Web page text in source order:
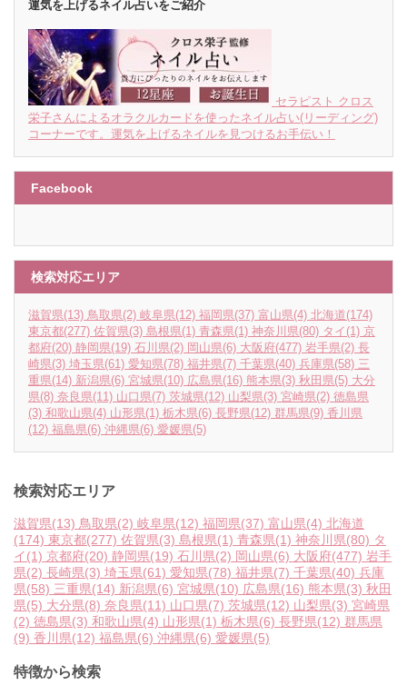
運気を上げるネイル占いをご紹介
セラピスト クロス
栄子さんによるオラクルカードを使ったネイル占い(リーディング)
コーナーです。運気を上げるネイルを見つけるお手伝い！
Facebook
検索対応エリア
滋賀県(13) 鳥取県(2) 岐阜県(12) 福岡県(37) 富山県(4) 北海道(174)
東京都(277) 佐賀県(3) 島根県(1) 青森県(1) 神奈川県(80) タイ (1) 京
都府(20) 静岡県(19) 石川県(2) 岡山県(6) 大阪府(477) 岩手県(2) 長
崎県(3) 埼玉県(61) 愛知県(78) 福井県(7) 千葉県(40) 兵庫県(58) 三
重県(14) 新潟県(6) 宮城県(10) 広島県(16) 熊本県(3) 秋田県(5) 大分
県(8) 奈良県(11) 山口県(7) 茨城県(12) 山梨県(3) 宮崎県(2) 徳島県
(3) 和歌山県(4) 山形県(1) 栃木県(6) 長野県(12) 群馬県(9) 香川県
(12) 福島県(6) 沖縄県(6) 愛媛県(5)
検索対応エリア
滋賀県(13) 鳥取県(2) 岐阜県(12) 福岡県(37) 富山県(4) 北海道
(174) 東京都(277) 佐賀県(3) 島根県(1) 青森県(1) 神奈川県(80) タ
イ(1) 京都府(20) 静岡県(19) 石川県(2) 岡山県(6) 大阪府(477) 岩手
県(2) 長崎県(3) 埼玉県(61) 愛知県(78) 福井県(7) 千葉県(40) 兵庫
県(58) 三重県(14) 新潟県(6) 宮城県(10) 広島県(16) 熊本県(3) 秋田
県(5) 大分県(8) 奈良県(11) 山口県(7) 茨城県(12) 山梨県(3) 宮崎県
(2) 徳島県(3) 和歌山県(4) 山形県(1) 栃木県(6) 長野県(12) 群馬県
(9) 香川県(12) 福島県(6) 沖縄県(6) 愛媛県(5)
特徴から検索